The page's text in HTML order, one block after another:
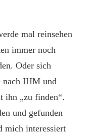
mal reinsehen
immer noch
Oder sich
nach IHM und
ihn „zu finden“.
und gefunden
mich interessiert